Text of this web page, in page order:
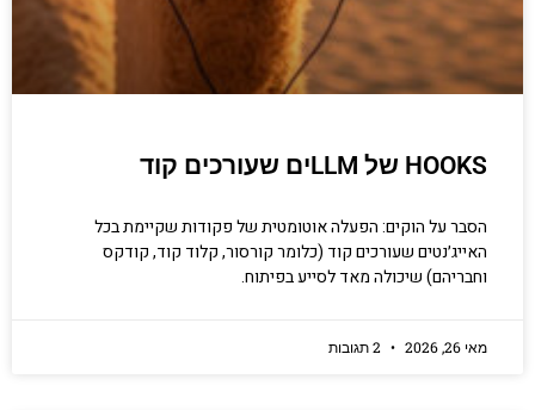
HOOKS של LLMים שעורכים קוד
הסבר על הוקים: הפעלה אוטומטית של פקודות שקיימת בכל
האייג׳נטים שעורכים קוד (כלומר קורסור, קלוד קוד, קודקס
וחבריהם) שיכולה מאד לסייע בפיתוח.
מאי 26, 2026